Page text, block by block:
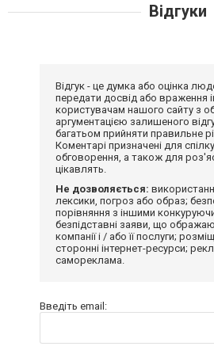
Відгуки
Відгук - це думка або оцінка
передати досвід або враження
користувачам нашого сайту з
аргументацією залишеного
багатьом прийняти правильне
Коментарі призначені для
обговорення, а також для
цікавлять.
Не дозволяється:
лексики, погроз або образ;
порівняння з іншими
безпідставні заяви, що
компанії і / або її послуги;
сторонні інтернет-ресурси;
самореклама.
Введіть email: